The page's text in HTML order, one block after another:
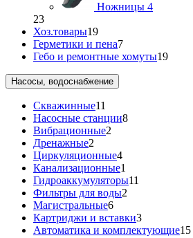
Ножницы 4
23
Хоз.товары19
Герметики и пена7
Гебо и ремонтные хомуты19
Насосы, водоснабжение
Скважинные11
Насосные станции8
Вибрационные2
Дренажные2
Циркуляционные4
Канализационные1
Гидроаккумуляторы11
Фильтры для воды2
Магистральные6
Картриджи и вставки3
Автоматика и комплектующие15